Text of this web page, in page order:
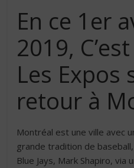
En ce 1er
2019,
Les Expos
retour à
Montréal est une ville avec
grande tradition de
Blue Jays, Mark Shapiro,